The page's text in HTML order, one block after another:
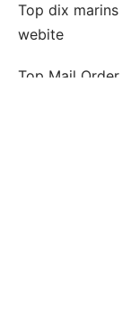
Top dix
webite
Top Mail